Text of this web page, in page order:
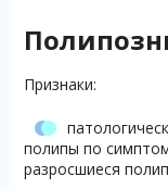
Признаки:
полипы по
разросшиеся